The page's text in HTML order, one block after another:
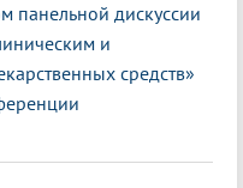
панельной дискуссии
и
средств»